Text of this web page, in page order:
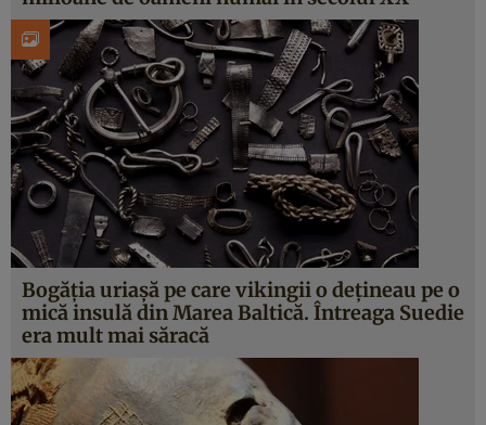
Bogăţia uriaşă pe care vikingii o deţineau pe o
mică insulă din Marea Baltică. Întreaga Suedie
era mult mai săracă